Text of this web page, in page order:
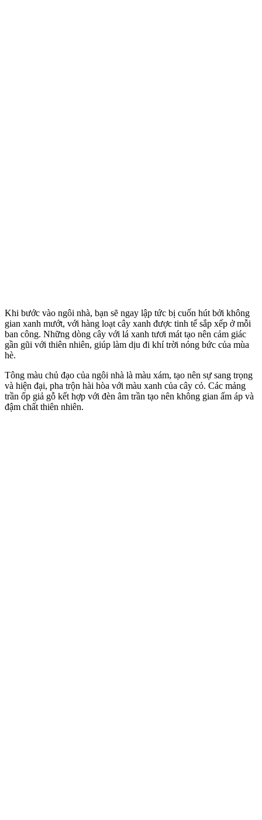
Khi bước vào ngôi nhà, bạn sẽ ngay lập tức bị cuốn hút bởi không
gian xanh mướt, với hàng loạt cây xanh được tinh tế sắp xếp ở mỗi
ban công. Những dòng cây với lá xanh tươi mát tạo nên cảm giác
gần gũi với thiên nhiên, giúp làm dịu đi khí trời nóng bức của mùa
hè.
Tông màu chủ đạo của ngôi nhà là màu xám, tạo nên sự sang trọng
và hiện đại, pha trộn hài hòa với màu xanh của cây cỏ. Các mảng
trần ốp giả gỗ kết hợp với đèn âm trần tạo nên không gian ấm áp và
đậm chất thiên nhiên.